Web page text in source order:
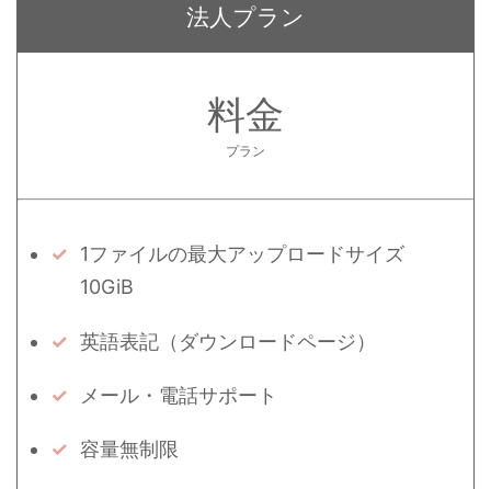
法人プラン
料金
プラン
1ファイルの最大アップロードサイズ
10GiB
英語表記（ダウンロードページ）
メール・電話サポート
容量無制限